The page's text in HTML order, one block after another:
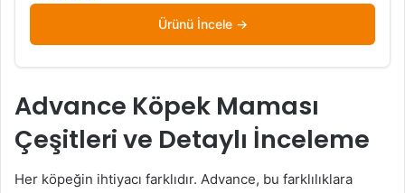
Ürünü İncele
Advance Köpek Maması
Çeşitleri ve Detaylı İnceleme
Her köpeğin ihtiyacı farklıdır. Advance, bu farklılıklara